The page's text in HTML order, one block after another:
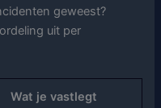
geweest?
uit per
Wat je vastlegt